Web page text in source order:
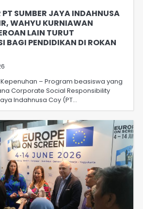
PT SUMBER JAYA INDAHNUSA
WAHYU KURNIAWAN
LAIN TURUT
BAGI PENDIDIKAN DI ROKAN
– Program beasiswa yang
Corporate Social Responsibility
Indahnusa Coy (PT…